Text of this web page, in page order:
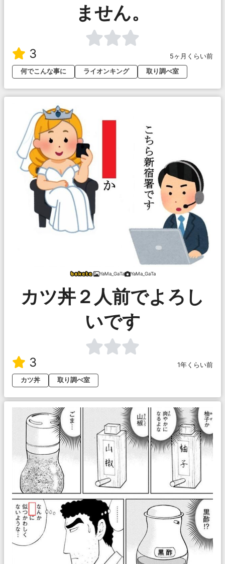
ません。
3
5ヶ月くらい前
何でこんな事に
ライオンキング 取り調べ室
YaMa_GaTa YaMa_GaTa
カツ丼２人前でよろし
いです
3
1年くらい前
カツ丼
取り調べ室